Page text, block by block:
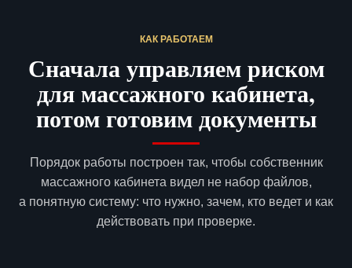
КАК РАБОТАЕМ
Сначала управляем риском
для массажного кабинета,
потом готовим документы
Порядок работы построен так, чтобы собственник
массажного кабинета видел не набор файлов,
а понятную систему: что нужно, зачем, кто ведет и как
действовать при проверке.